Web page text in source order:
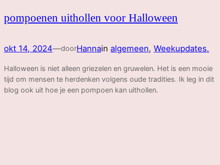
pompoenen uithollen voor Halloween
okt 14, 2024—doorHannain algemeen, Weekupdates.
Halloween is niet alleen griezelen en gruwelen. Het is een mooie
tijd om mensen te herdenken volgens oude tradities. Ik leg in dit
blog ook uit hoe je een pompoen kan uithollen.